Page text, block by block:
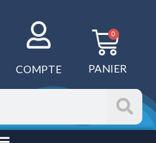
COMPTE
0
PANIER